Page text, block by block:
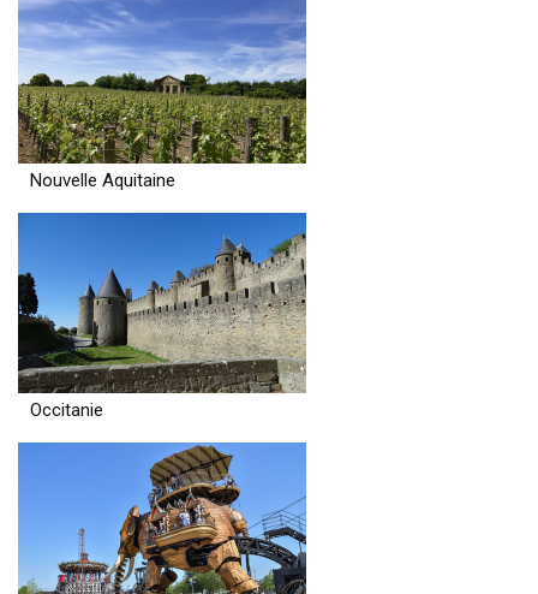
Nouvelle Aquitaine
Occitanie